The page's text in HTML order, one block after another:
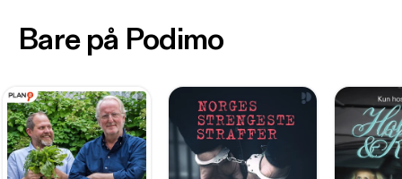
Bare på Podimo